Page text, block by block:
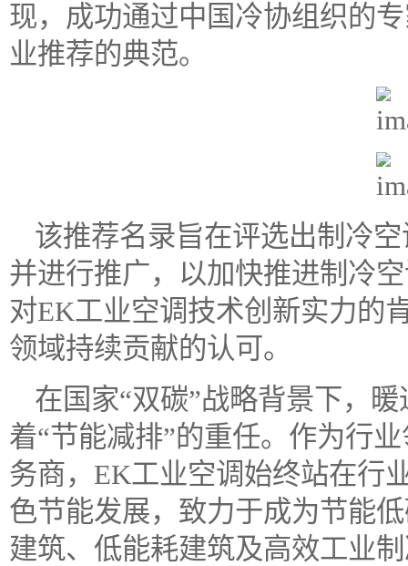
现，成功通过中国冷协组织的
业推荐的典范。
该推荐名录旨在评选出制冷
并进行推广，以加快推进制冷
对EK工业空调技术创新实力的
领域持续贡献的认可。
在国家“双碳”战略背景下，
着“节能减排”的重任。作为行
务商，EK工业空调始终站在行
色节能发展，致力于成为节能
建筑、低能耗建筑及高效工业